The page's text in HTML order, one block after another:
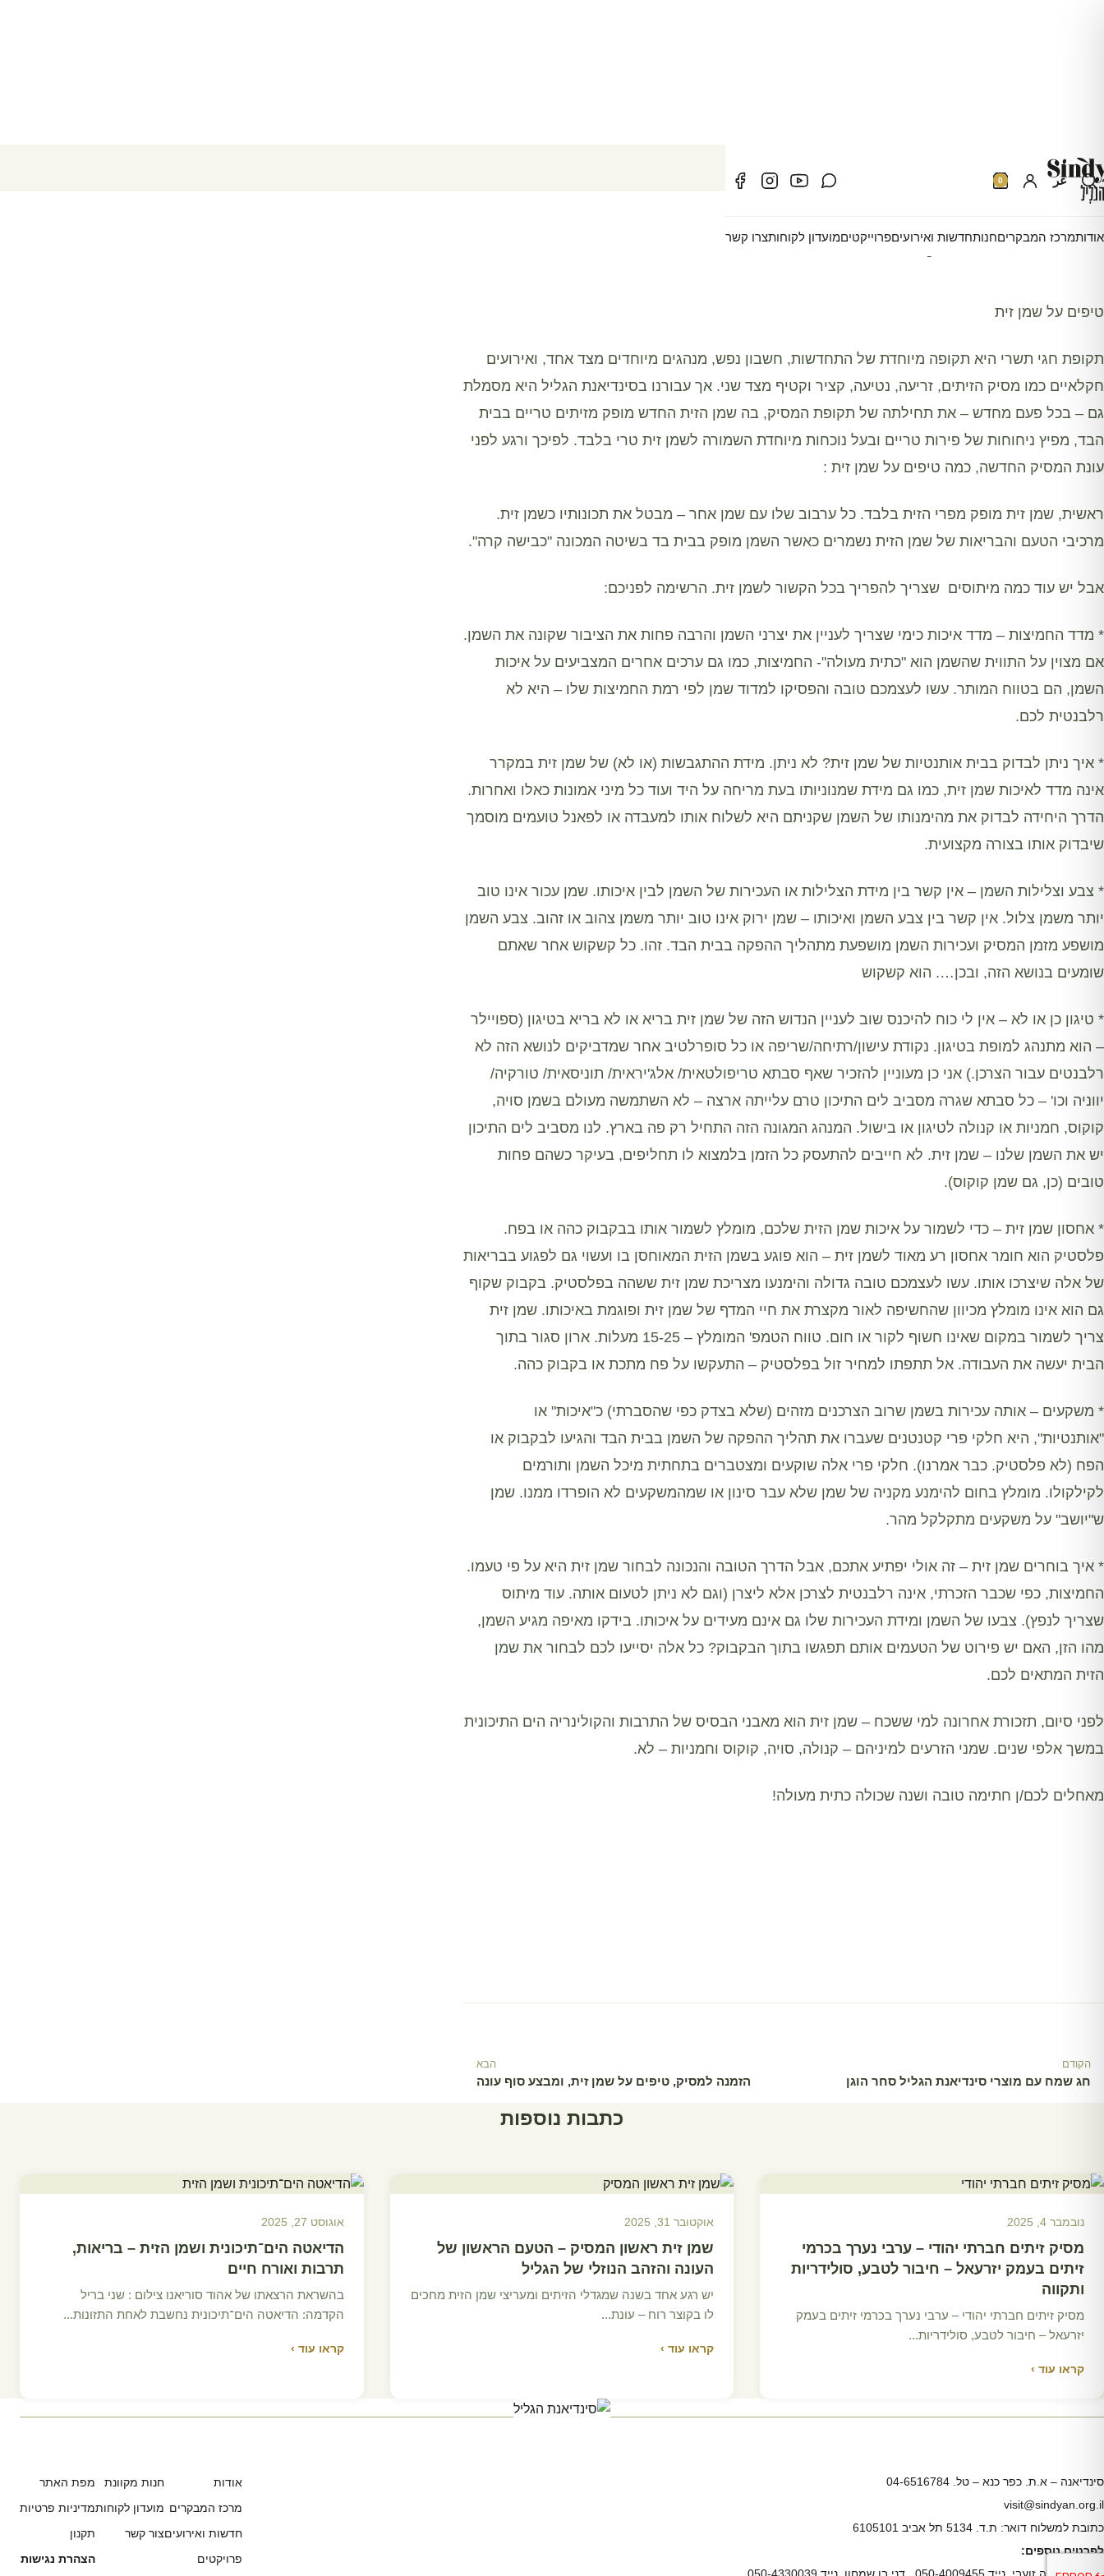
عر 0
אודותמרכז המבקריםחנותחדשות ואירועיםפרוייקטיםמועדון לקוחותצרו קשר
דף הבית טיפים על שמן זית
אוקטובר 14, 2019
טיפים על שמן זית
טיפים על שמן זית
תקופת חגי תשרי היא תקופה מיוחדת של התחדשות, חשבון נפש, מנהגים מיוחדים מצד אחד, ואירועים
חקלאיים כמו מסיק הזיתים, זריעה, נטיעה, קציר וקטיף מצד שני. אך עבורנו בסינדיאנת הגליל היא מסמלת
גם – בכל פעם מחדש – את תחילתה של תקופת המסיק, בה שמן הזית החדש מופק מזיתים טריים בבית
הבד, מפיץ ניחוחות של פירות טריים ובעל נוכחות מיוחדת השמורה לשמן זית טרי בלבד. לפיכך ורגע לפני
עונת המסיק החדשה, כמה טיפים על שמן זית :
ראשית, שמן זית מופק מפרי הזית בלבד. כל ערבוב שלו עם שמן אחר – מבטל את תכונותיו כשמן זית.
מרכיבי הטעם והבריאות של שמן הזית נשמרים כאשר השמן מופק בבית בד בשיטה המכונה "כבישה קרה".
אבל יש עוד כמה מיתוסים שצריך להפריך בכל הקשור לשמן זית. הרשימה לפניכם:
* מדד החמיצות – מדד איכות כימי שצריך לעניין את יצרני השמן והרבה פחות את הציבור שקונה את השמן.
אם מצוין על התווית שהשמן הוא "כתית מעולה"- החמיצות, כמו גם ערכים אחרים המצביעים על איכות
השמן, הם בטווח המותר. עשו לעצמכם טובה והפסיקו למדוד שמן לפי רמת החמיצות שלו – היא לא
רלבנטית לכם.
* איך ניתן לבדוק בבית אותנטיות של שמן זית? לא ניתן. מידת ההתגבשות (או לא) של שמן זית במקרר
אינה מדד לאיכות שמן זית, כמו גם מידת שמנוניותו בעת מריחה על היד ועוד כל מיני אמונות כאלו ואחרות.
הדרך היחידה לבדוק את מהימנותו של השמן שקניתם היא לשלוח אותו למעבדה או לפאנל טועמים מוסמך
שיבדוק אותו בצורה מקצועית.
* צבע וצלילות השמן – אין קשר בין מידת הצלילות או העכירות של השמן לבין איכותו. שמן עכור אינו טוב
יותר משמן צלול. אין קשר בין צבע השמן ואיכותו – שמן ירוק אינו טוב יותר משמן צהוב או זהוב. צבע השמן
מושפע מזמן המסיק ועכירות השמן מושפעת מתהליך ההפקה בבית הבד. זהו. כל קשקוש אחר שאתם
שומעים בנושא הזה, ובכן…. הוא קשקוש
* טיגון כן או לא – אין לי כוח להיכנס שוב לעניין הנדוש הזה של שמן זית בריא או לא בריא בטיגון (ספויילר
– הוא מתנהג למופת בטיגון. נקודת עישון/רתיחה/שריפה או כל סופרלטיב אחר שמדביקים לנושא הזה לא
רלבנטים עבור הצרכן.) אני כן מעוניין להזכיר שאף סבתא טריפולטאית/ אלג'יראית/ תוניסאית/ טורקיה/
יווניה וכו' – כל סבתא שגרה מסביב לים התיכון טרם עלייתה ארצה – לא השתמשה מעולם בשמן סויה,
קוקוס, חמניות או קנולה לטיגון או בישול. המנהג המגונה הזה התחיל רק פה בארץ. לנו מסביב לים התיכון
יש את השמן שלנו – שמן זית. לא חייבים להתעסק כל הזמן בלמצוא לו תחליפים, בעיקר כשהם פחות
טובים (כן, גם שמן קוקוס).
* אחסון שמן זית – כדי לשמור על איכות שמן הזית שלכם, מומלץ לשמור אותו בבקבוק כהה או בפח.
פלסטיק הוא חומר אחסון רע מאוד לשמן זית – הוא פוגע בשמן הזית המאוחסן בו ועשוי גם לפגוע בבריאות
של אלה שיצרכו אותו. עשו לעצמכם טובה גדולה והימנעו מצריכת שמן זית ששהה בפלסטיק. בקבוק שקוף
גם הוא אינו מומלץ מכיוון שהחשיפה לאור מקצרת את חיי המדף של שמן זית ופוגמת באיכותו. שמן זית
צריך לשמור במקום שאינו חשוף לקור או חום. טווח הטמפ' המומלץ – 15-25 מעלות. ארון סגור בתוך
הבית יעשה את העבודה. אל תתפתו למחיר זול בפלסטיק – התעקשו על פח מתכת או בקבוק כהה.
* משקעים – אותה עכירות בשמן שרוב הצרכנים מזהים (שלא בצדק כפי שהסברתי) כ"איכות" או
"אותנטיות", היא חלקי פרי קטנטנים שעברו את תהליך ההפקה של השמן בבית הבד והגיעו לבקבוק או
הפח (לא פלסטיק. כבר אמרנו). חלקי פרי אלה שוקעים ומצטברים בתחתית מיכל השמן ותורמים
לקילקולו. מומלץ בחום להימנע מקניה של שמן שלא עבר סינון או שמהמשקעים לא הופרדו ממנו. שמן
ש"יושב" על משקעים מתקלקל מהר.
* איך בוחרים שמן זית – זה אולי יפתיע אתכם, אבל הדרך הטובה והנכונה לבחור שמן זית היא על פי טעמו.
החמיצות, כפי שכבר הזכרתי, אינה רלבנטית לצרכן אלא ליצרן (וגם לא ניתן לטעום אותה. עוד מיתוס
שצריך לנפץ). צבעו של השמן ומידת העכירות שלו גם אינם מעידים על איכותו. בידקו מאיפה מגיע השמן,
מהו הזן, האם יש פירוט של הטעמים אותם תפגשו בתוך הבקבוק? כל אלה יסייעו לכם לבחור את שמן
הזית המתאים לכם.
לפני סיום, תזכורת אחרונה למי ששכח – שמן זית הוא מאבני הבסיס של התרבות והקולינריה הים התיכונית
במשך אלפי שנים. שמני הזרעים למיניהם – קנולה, סויה, קוקוס וחמניות – לא.
מאחלים לכם/ן חתימה טובה ושנה שכולה כתית מעולה!
הקודם
חג שמח עם מוצרי סינדיאנת הגליל סחר הוגן
הבא
הזמנה למסיק, טיפים על שמן זית, ומבצע סוף עונה
כתבות נוספות
נובמבר 4, 2025
מסיק זיתים חברתי יהודי – ערבי נערך בכרמי
זיתים בעמק יזרעאל – חיבור לטבע, סולידריות
ותקווה
מסיק זיתים חברתי יהודי – ערבי נערך בכרמי זיתים בעמק
יזרעאל – חיבור לטבע, סולידריות...
קראו עוד ›
אוקטובר 31, 2025
שמן זית ראשון המסיק – הטעם הראשון של
העונה והזהב הנוזלי של הגליל
יש רגע אחד בשנה שמגדלי הזיתים ומעריצי שמן הזית מחכים
לו בקוצר רוח – עונת...
קראו עוד ›
אוגוסט 27, 2025
הדיאטה הים־תיכונית ושמן הזית – בריאות,
תרבות ואורח חיים
בהשראת הרצאתו של אהוד סוריאנו צילום : שני בריל
הקדמה: הדיאטה הים־תיכונית נחשבת לאחת התזונות...
קראו עוד ›
סינדיאנה – א.ת. כפר כנא – טל. 04-6516784
visit@sindyan.org.il
כתובת למשלוח דואר: ת.ד. 5134 תל אביב 6105101
לפרטים נוספים:
חנאן מנאדרה זועבי, נייד 050-4009455 , דני בן שמחון, נייד 050-4330039
אודות
מרכז המבקרים
חדשות ואירועים
פרויקטים
חנות מקוונת
מועדון לקוחות
צור קשר
מפת האתר
מדיניות פרטיות
תקנון
הצהרת נגישות